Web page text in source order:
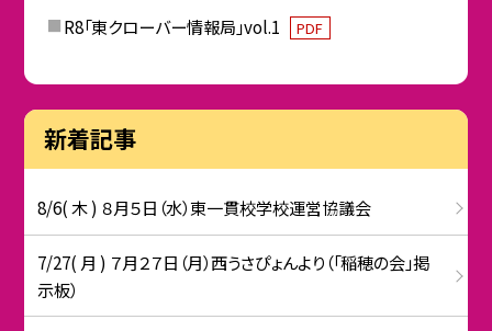
R8「東クローバー情報局」vol.1
PDF
新着記事
8/6( 木 ) ８月５日（水）東一貫校学校運営協議会
7/27( 月 ) ７月２７日（月）西うさぴょんより（「稲穂の会」掲
示板）